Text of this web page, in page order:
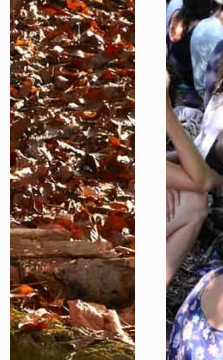
Réserver en ligne
Mon compte
Votre venue
Newsletter